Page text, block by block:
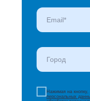
Нажимая на кнопку,
персональных